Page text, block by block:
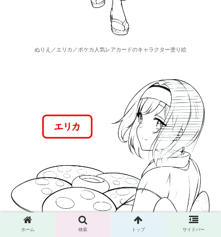
ぬりえ／エリカ／ポケカ人気レアカードのキャラクター塗り絵
ホーム 検索 トップ サイドバー